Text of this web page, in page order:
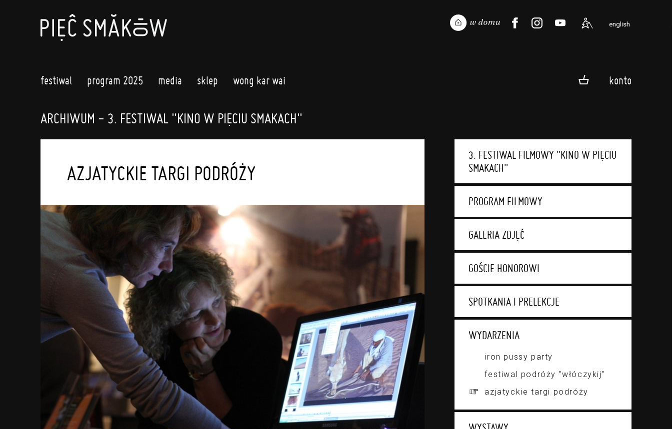
english
festiwal program 2025 media sklep wong kar wai konto
ARCHIWUM - 3. FESTIWAL "KINO W PIĘCIU SMAKACH"
3. FESTIWAL FILMOWY "KINO W PIĘCIU
SMAKACH"
PROGRAM FILMOWY
GALERIA ZDJĘĆ
GOŚCIE HONOROWI
SPOTKANIA I PRELEKCJE
WYDARZENIA
iron pussy party
festiwal podróży "włóczykij"
azjatyckie targi podróży
AZJATYCKIE TARGI PODRÓŻY